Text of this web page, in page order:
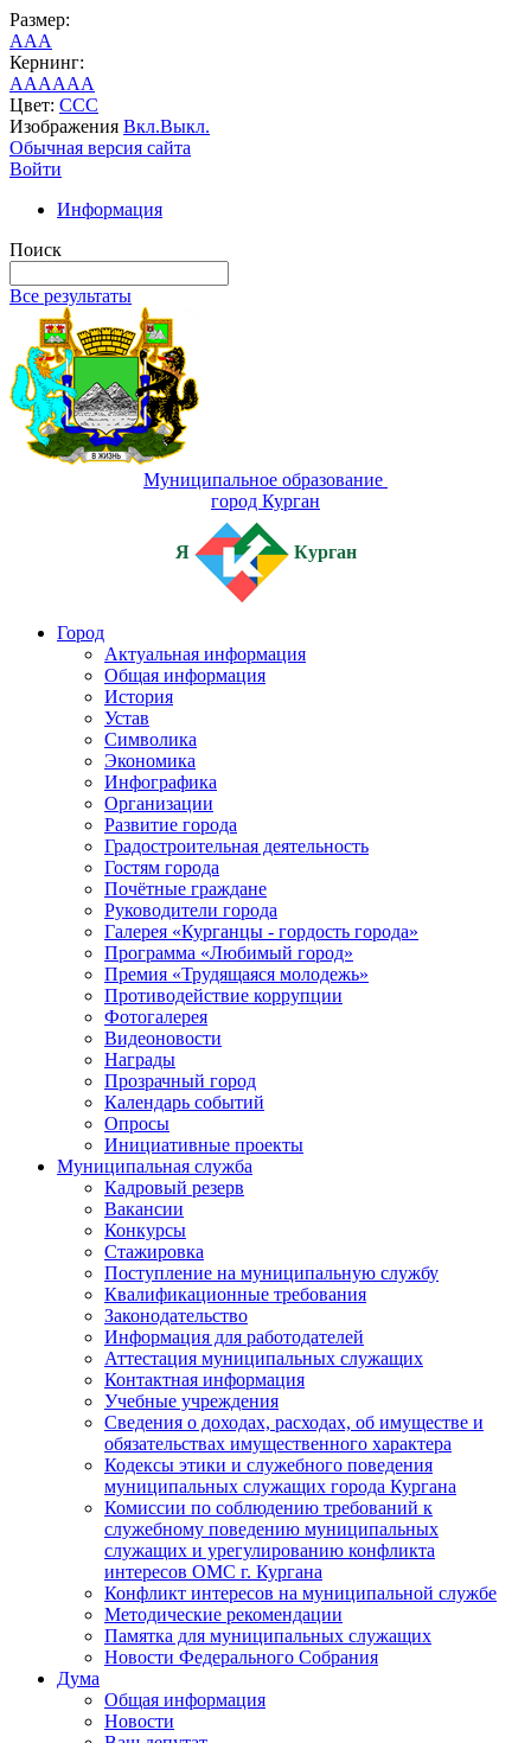
Размер:
AAA
Кернинг:
AAAAAA
Цвет: CCC
Изображения Вкл.Выкл.
Обычная версия сайта
Войти
Информация
Поиск
Все результаты
Муниципальное образование
город Курган
Я Курган
Город
Актуальная информация
Общая информация
История
Устав
Символика
Экономика
Инфографика
Организации
Развитие города
Градостроительная деятельность
Гостям города
Почётные граждане
Руководители города
Галерея «Курганцы - гордость города»
Программа «Любимый город»
Премия «Трудящаяся молодежь»
Противодействие коррупции
Фотогалерея
Видеоновости
Награды
Прозрачный город
Календарь событий
Опросы
Инициативные проекты
Муниципальная служба
Кадровый резерв
Вакансии
Конкурсы
Стажировка
Поступление на муниципальную службу
Квалификационные требования
Законодательство
Информация для работодателей
Аттестация муниципальных служащих
Контактная информация
Учебные учреждения
Сведения о доходах, расходах, об имуществе и
обязательствах имущественного характера
Кодексы этики и служебного поведения
муниципальных служащих города Кургана
Комиссии по соблюдению требований к
служебному поведению муниципальных
служащих и урегулированию конфликта
интересов ОМС г. Кургана
Конфликт интересов на муниципальной службе
Методические рекомендации
Памятка для муниципальных служащих
Новости Федерального Cобрания
Дума
Общая информация
Новости